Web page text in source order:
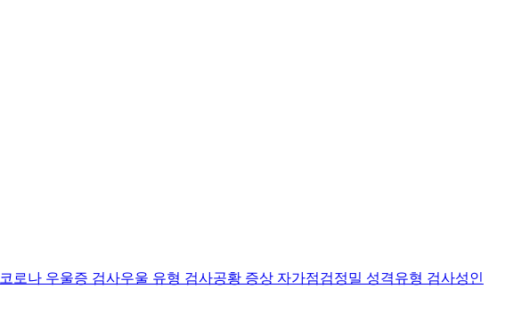
코로나 우울증 검사우울 유형 검사공황 증상 자가점검정밀 성격유형 검사성인